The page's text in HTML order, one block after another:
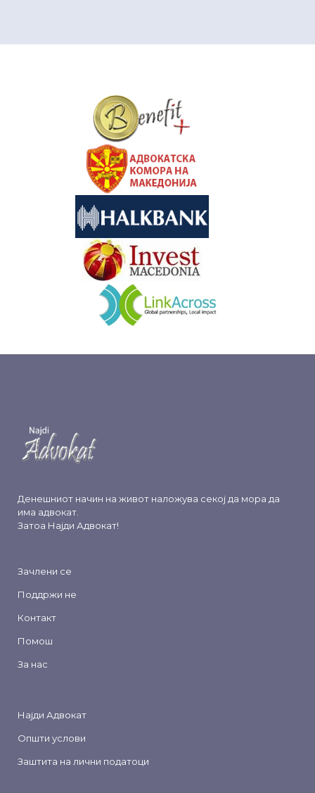
Денешниот начин на живот наложува секој да мора да
има адвокат.
Затоа Најди Адвокат!
Зачлени се
Поддржи не
Контакт
Помош
За нас
Најди Адвокат
Општи услови
Заштита на лични податоци